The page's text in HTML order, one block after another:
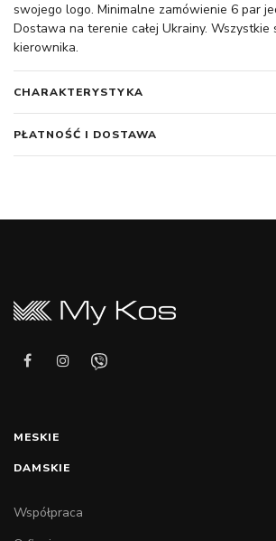
swojego logo. Minimalne zamówienie 6 par
Dostawa na terenie całej Ukrainy. Wszystkie
kierownika.
CHARAKTERYSTYKA
PŁATNOŚĆ I DOSTAWA
MESKIE
DAMSKIE
Współpraca